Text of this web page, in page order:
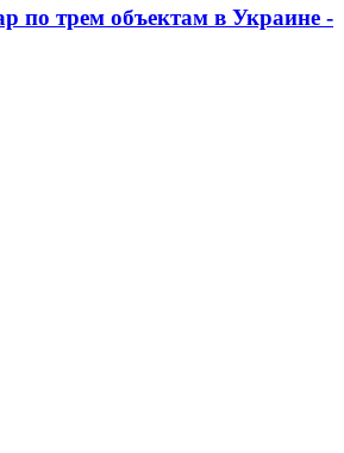
по трем объектам в Украине -